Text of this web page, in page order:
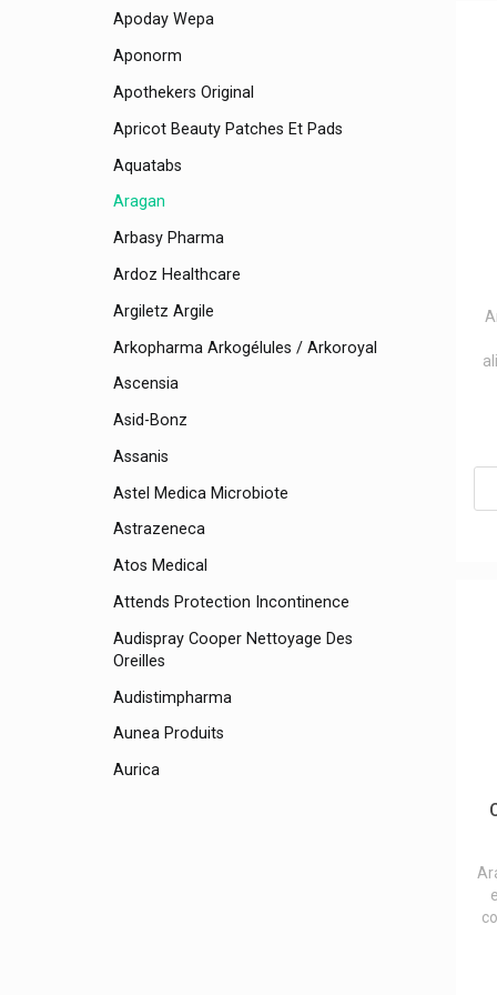
Apoday Wepa
Aponorm
Apothekers Original
Apricot Beauty Patches Et Pads
Aquatabs
Aragan
Arbasy Pharma
Ardoz Healthcare
Argiletz Argile
Arkopharma Arkogélules / Arkoroyal
Ascensia
Asid-Bonz
Assanis
Astel Medica Microbiote
Astrazeneca
Atos Medical
Attends Protection Incontinence
Audispray Cooper Nettoyage Des
Oreilles
Audistimpharma
Aunea Produits
Aurica